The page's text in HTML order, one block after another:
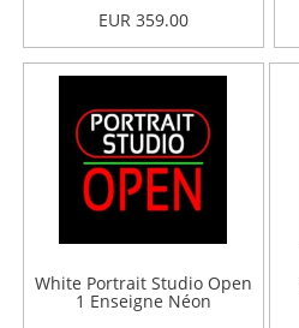
EUR 359.00
White Portrait Studio Open
1 Enseigne Néon